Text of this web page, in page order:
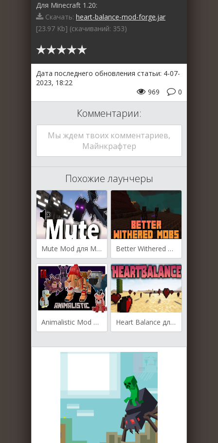
Для Minecraft 1.20:
Скачать: heart-balance-mod-forge.jar
[23.97 Kb] (cкачиваний: 353)
Дата последнего обновления статьи: 4-07-
2023, 18:22
0
969
Комментарии:
Мы ждем твоих комментариев,
Майнкрафтер
Похожие лаунчеры
Mute Mod для Майнкрафт [1.20.1, 1.20, 1.19.4] Better Withered Mobs для Майнкрафт [1.20.1, 1.19.4]
Animalistic Mod для Майнкрафт [1.19.4, 1.19.2, 1.18.2] Heart Balance для Майнкрафт [1.19.4, 1.19.2, 1.18.2]